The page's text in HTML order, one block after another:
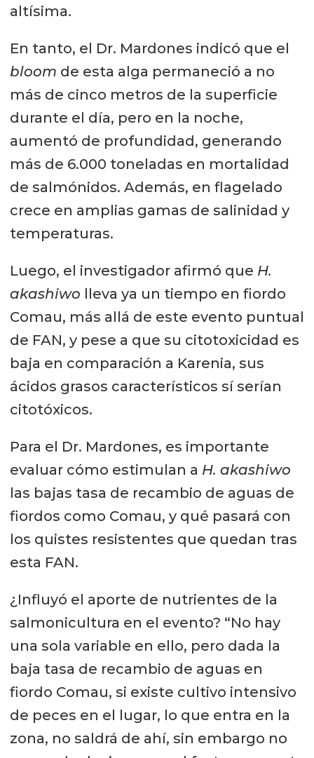
altísima.
En tanto, el Dr. Mardones indicó que el
bloom de esta alga permaneció a no
más de cinco metros de la superficie
durante el día, pero en la noche,
aumentó de profundidad, generando
más de 6.000 toneladas en mortalidad
de salmónidos. Además, en flagelado
crece en amplias gamas de salinidad y
temperaturas.
Luego, el investigador afirmó que H.
akashiwo lleva ya un tiempo en fiordo
Comau, más allá de este evento puntual
de FAN, y pese a que su citotoxicidad es
baja en comparación a Karenia, sus
ácidos grasos característicos sí serían
citotóxicos.
Para el Dr. Mardones, es importante
evaluar cómo estimulan a H. akashiwo
las bajas tasa de recambio de aguas de
fiordos como Comau, y qué pasará con
los quistes resistentes que quedan tras
esta FAN.
¿Influyó el aporte de nutrientes de la
salmonicultura en el evento? “No hay
una sola variable en ello, pero dada la
baja tasa de recambio de aguas en
fiordo Comau, si existe cultivo intensivo
de peces en el lugar, lo que entra en la
zona, no saldrá de ahí, sin embargo no